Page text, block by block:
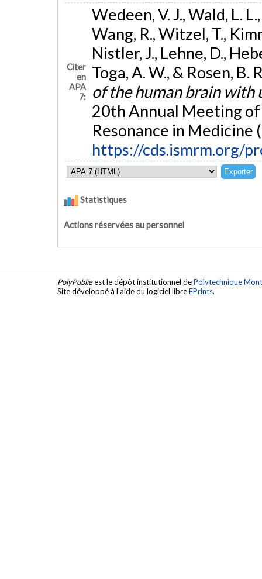
Citer
en
APA
7:
Wedeen, V. J., Wald, L.
Wang, R., Witzel, T.,
Nistler, J., Lehne, D.,
Toga, A. W., & Rosen, B.
of the human brain
20th Annual Meeting
Resonance in
https://cds.ismrm.org/
Statistiques
Actions réservées au personnel
PolyPublieest le dépôt institutionnel dePolytechnique
Site développé à l'aide du logiciel libreEPrints.